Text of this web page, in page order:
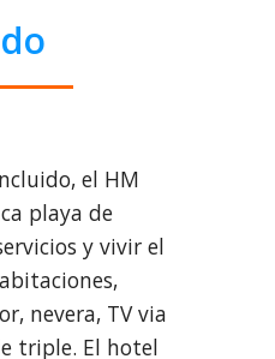
el HM
playa de
y vivir el
nevera, TV via
triple. El hotel